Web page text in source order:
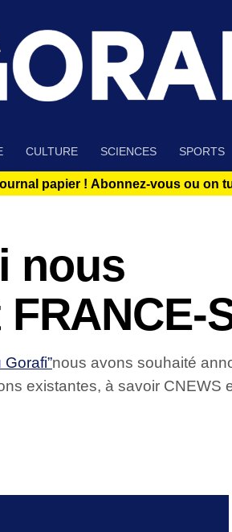
CULTURE SCIENCES SPORTS
papier ! Abonnez-vous ou on
nous
Gorafi”nous avons souhaité
existantes, à savoir CNEWS